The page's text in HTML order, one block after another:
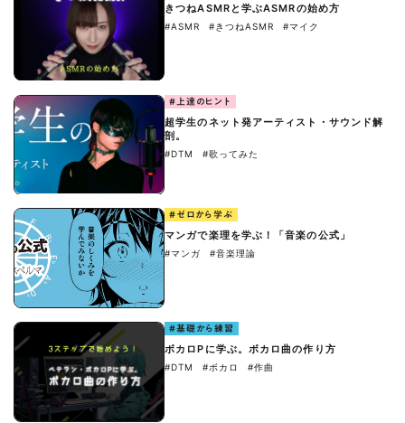
きつねASMRと学ぶASMRの始め方
#ASMR #きつねASMR #マイク
#上達のヒント
超学生のネット発アーティスト・サウンド解
剖。
#DTM #歌ってみた
#ゼロから学ぶ
マンガで楽理を学ぶ！「音楽の公式」
#マンガ #音楽理論
#基礎から練習
ボカロPに学ぶ。ボカロ曲の作り方
#DTM #ボカロ #作曲